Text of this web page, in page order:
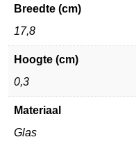
Breedte (cm)
17,8
Hoogte (cm)
0,3
Materiaal
Glas